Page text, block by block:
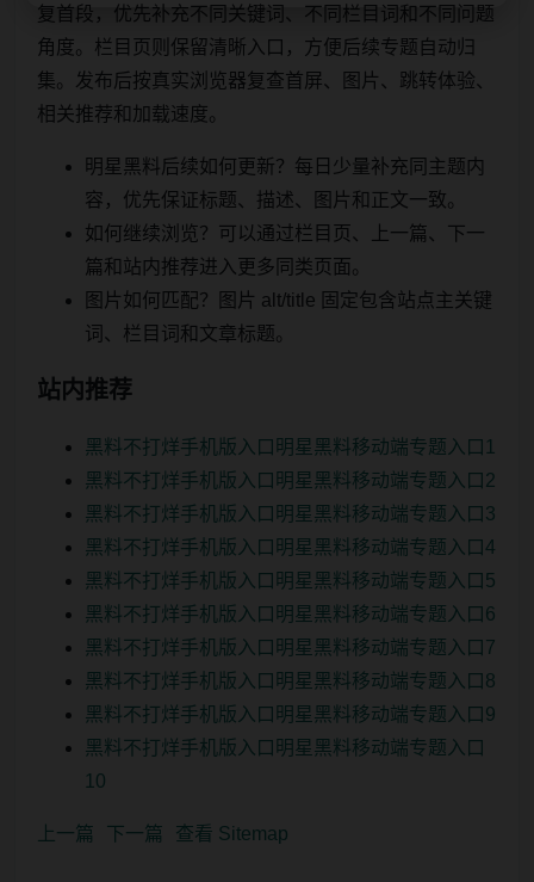
复首段，优先补充不同关键词、不同栏目词和不同问题
角度。栏目页则保留清晰入口，方便后续专题自动归
集。发布后按真实浏览器复查首屏、图片、跳转体验、
相关推荐和加载速度。
明星黑料后续如何更新？每日少量补充同主题内
容，优先保证标题、描述、图片和正文一致。
如何继续浏览？可以通过栏目页、上一篇、下一
篇和站内推荐进入更多同类页面。
图片如何匹配？图片 alt/title 固定包含站点主关键
词、栏目词和文章标题。
站内推荐
黑料不打烊手机版入口明星黑料移动端专题入口1
黑料不打烊手机版入口明星黑料移动端专题入口2
黑料不打烊手机版入口明星黑料移动端专题入口3
黑料不打烊手机版入口明星黑料移动端专题入口4
黑料不打烊手机版入口明星黑料移动端专题入口5
黑料不打烊手机版入口明星黑料移动端专题入口6
黑料不打烊手机版入口明星黑料移动端专题入口7
黑料不打烊手机版入口明星黑料移动端专题入口8
黑料不打烊手机版入口明星黑料移动端专题入口9
黑料不打烊手机版入口明星黑料移动端专题入口
10
上一篇 下一篇 查看 Sitemap